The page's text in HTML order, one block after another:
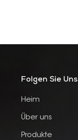
Folgen Sie Uns
Heim
Über uns
Produkte